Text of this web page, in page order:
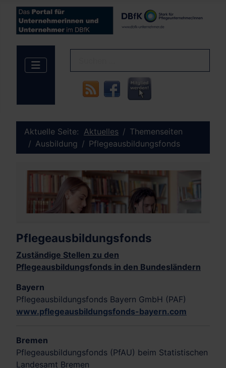
Aktuelle Seite: Aktuelles
Themenseiten
Ausbildung
Pflegeausbildungsfonds
Pflegeausbildungsfonds
Zuständige Stellen zu den
Pflegeausbildungsfonds in den Bundesländern
Bayern
Pflegeausbildungsfonds Bayern GmbH (PAF)
www.pflegeausbildungsfonds-bayern.com
Bremen
Pflegeausbildungsfonds (PfAU) beim Statistischen
Landesamt Bremen